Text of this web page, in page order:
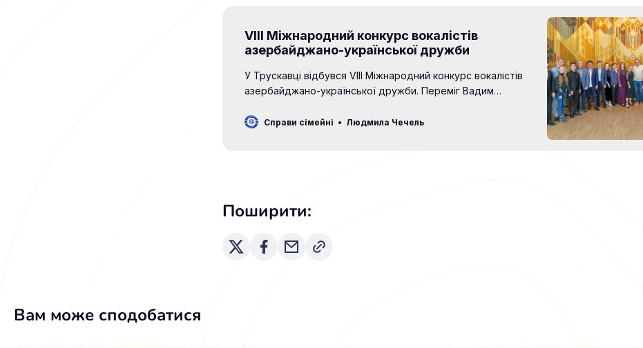
VIII Міжнародний конкурс вокалістів
азербайджано-української дружби
У Трускавці відбувся VIII Міжнародний конкурс вокалістів
азербайджано-української дружби. Переміг Вадим
України імені Петра Чайковського. Унікальність конкурсу
Справи сімейні Людмила Чечель
Поширити:
Вам може сподобатися